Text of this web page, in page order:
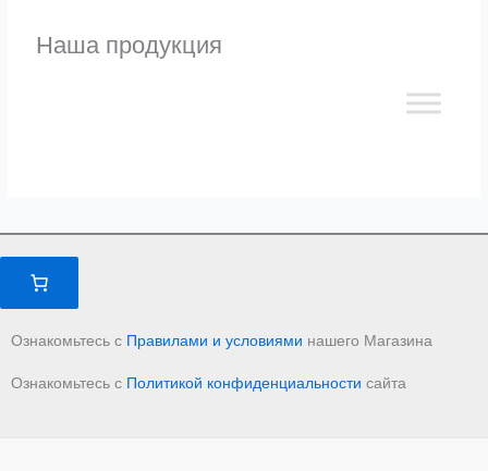
Наша продукция
Ознакомьтесь с Правилами и условиями нашего Магазина
Ознакомьтесь с Политикой конфиденциальности сайта